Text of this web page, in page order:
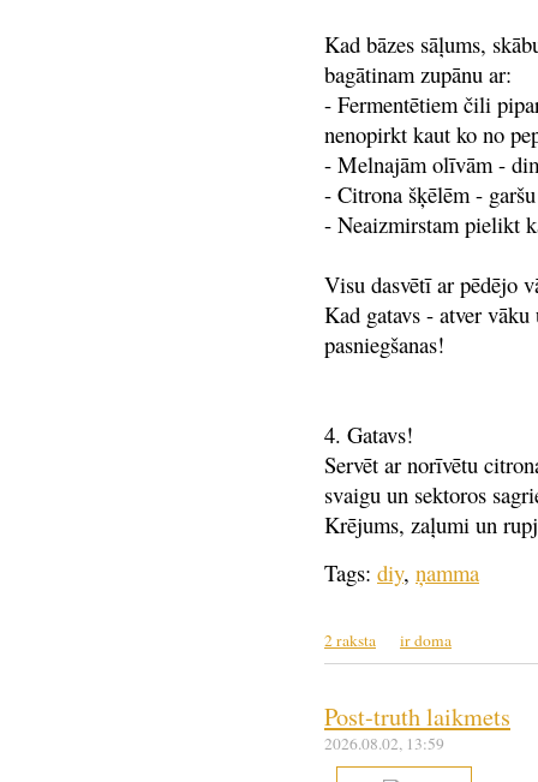
Kad bāzes sāļums,
bagātinam zupānu ar:
- Fermentētiem čili
nenopirkt kaut ko no
- Melnajām olīvām -
- Citrona šķēlēm -
- Neaizmirstam pielikt
Visu dasvētī ar pēdējo
Kad gatavs - atver
pasniegšanas!
4. Gatavs!
Servēt ar norīvētu
svaigu un sektoros
Krējums, zaļumi un
Tags: diy, ņamma
2 raksta ir doma
Post-truth laikmets
2026.08.02, 13:59